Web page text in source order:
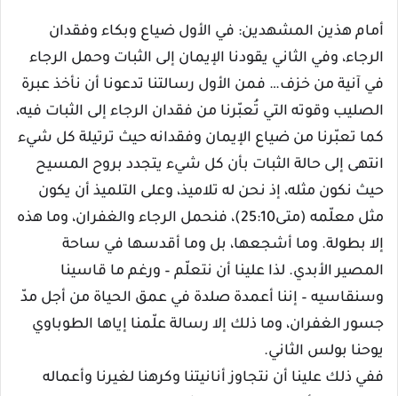
أمام هذين المشهدين: في الأول ضياع وبكاء وفقدان
الرجاء، وفي الثاني يقودنا الإيمان إلى الثبات وحمل الرجاء
في آنية من خزف… فمن الأول رسالتنا تدعونا أن نأخذ عبرة
الصليب وقوته التي تُعبّرنا من فقدان الرجاء إلى الثبات فيه،
كما تعبّرنا من ضياع الإيمان وفقدانه حيث ترتيلة كل شيء
انتهى إلى حالة الثبات بأن كل شيء يتجدد بروح المسيح
حيث نكون مثله، إذ نحن له تلاميذ، وعلى التلميذ أن يكون
مثل معلّمه (متى25:10)، فنحمل الرجاء والغفران، وما هذه
إلا بطولة. وما أشجعها، بل وما أقدسها في ساحة
المصير الأبدي. لذا علينا أن نتعلّم – ورغم ما قاسينا
وسنقاسيه – إننا أعمدة صلدة في عمق الحياة من أجل مدّ
جسور الغفران، وما ذلك إلا رسالة علّمنا إياها الطوباوي
يوحنا بولس الثاني.
ففي ذلك علينا أن نتجاوز أنانيتنا وكرهنا لغيرنا وأعماله